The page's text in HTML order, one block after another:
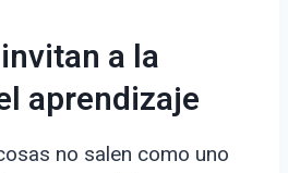
a la
aprendizaje
no salen como uno